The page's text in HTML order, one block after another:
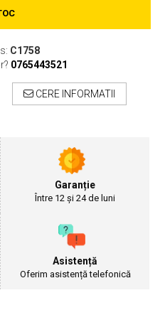
C1758
0765443521
CERE INFORMATII
Garanție
Între 12 și 24 de luni
Asistență
Oferim asistență telefonică